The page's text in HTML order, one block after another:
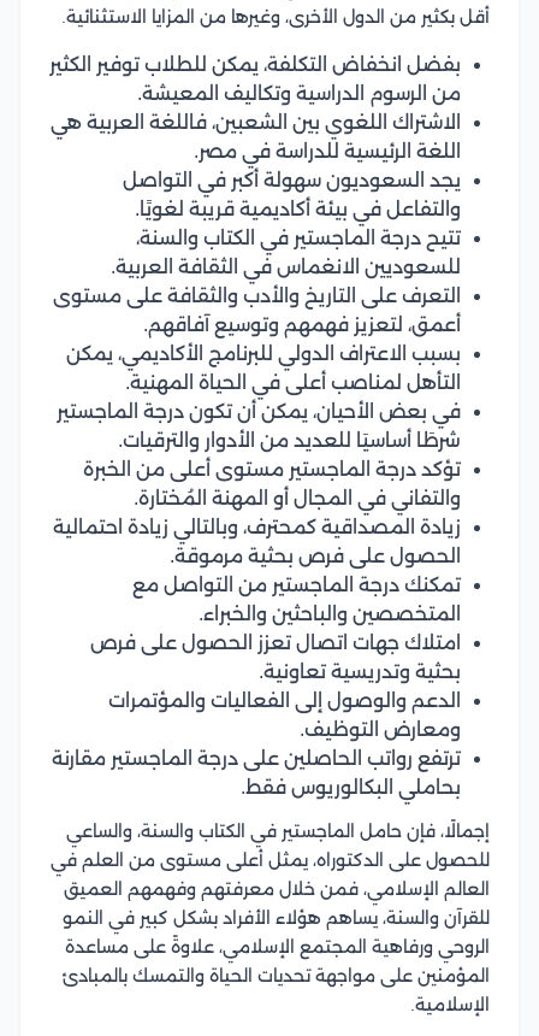
أقل بكثير من الدول الأخرى، وغيرها من المزايا الاستثنائية.
بفضل انخفاض التكلفة، يمكن للطلاب توفير الكثير
من الرسوم الدراسية وتكاليف المعيشة.
الاشتراك اللغوي بين الشعبين، فاللغة العربية هي
اللغة الرئيسية للدراسة في مصر.
يجد السعوديون سهولة أكبر في التواصل
والتفاعل في بيئة أكاديمية قريبة لغويًا.
تتيح درجة الماجستير في الكتاب والسنة،
للسعوديين الانغماس في الثقافة العربية.
التعرف على التاريخ والأدب والثقافة على مستوى
أعمق، لتعزيز فهمهم وتوسيع آفاقهم.
بسبب الاعتراف الدولي للبرنامج الأكاديمي، يمكن
التأهل لمناصب أعلى في الحياة المهنية.
في بعض الأحيان، يمكن أن تكون درجة الماجستير
شرطَا أساسيَا للعديد من الأدوار والترقيات.
تؤكد درجة الماجستير مستوى أعلى من الخبرة
والتفاني في المجال أو المهنة المُختارة.
زيادة المصداقية كمحترف، وبالتالي زيادة احتمالية
الحصول على فرص بحثية مرموقة.
تمكنك درجة الماجستير من التواصل مع
المتخصصين والباحثين والخبراء.
امتلاك جهات اتصال تعزز الحصول على فرص
بحثية وتدريسية تعاونية.
الدعم والوصول إلى الفعاليات والمؤتمرات
ومعارض التوظيف.
ترتفع رواتب الحاصلين على درجة الماجستير مقارنة
بحاملي البكالوريوس فقط.
إجمالًا، فإن حامل الماجستير في الكتاب والسنة، والساعي
للحصول على الدكتوراه، يمثل أعلى مستوى من العلم في
العالم الإسلامي، فمن خلال معرفتهم وفهمهم العميق
للقرآن والسنة، يساهم هؤلاء الأفراد بشكل كبير في النمو
الروحي ورفاهية المجتمع الإسلامي، علاوةً على مساعدة
المؤمنين على مواجهة تحديات الحياة والتمسك بالمبادئ
الإسلامية.